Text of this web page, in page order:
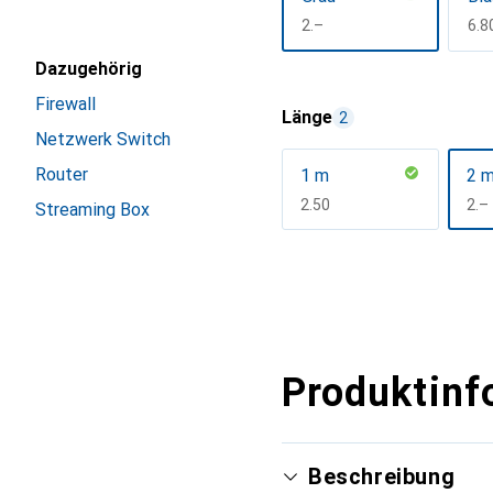
Dazugehörig
Firewall
Netzwerk Switch
Router
Streaming Box
CHF
2.–
Länge 2
1 m
CHF
2.50
2
CHF
2.–
Beschreibung